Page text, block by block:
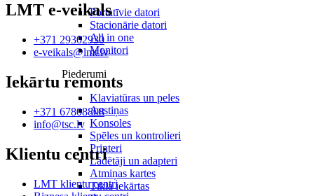
Portatīvie datori
Stacionārie datori
All in one
Monitori
Piederumi
Klaviatūras un peles
Austiņas
Konsoles
Spēles un kontrolieri
Printeri
Lādētāji un adapteri
Atmiņas kartes
Tīkla iekārtas
LMT e-veikals
+371 29302930
e-veikals@lmt.lv
Iekārtu remonts
+371 67808808
info@tsc.lv
Klientu centri
LMT klientu centri